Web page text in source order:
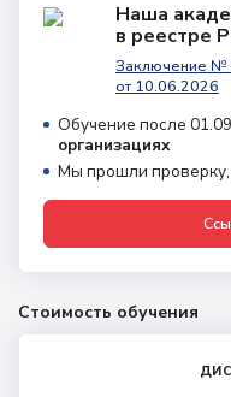
Наша
в реестре
Заключение
от 10.06.2026
Обучение после
организациях
Мы прошли
Стоимость обучения